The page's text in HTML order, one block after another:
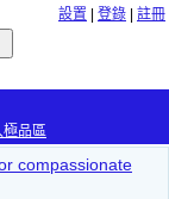
設置 登錄 註冊
極品區
compassionate